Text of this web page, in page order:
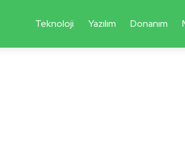
Teknoloji Yazılım Donanım